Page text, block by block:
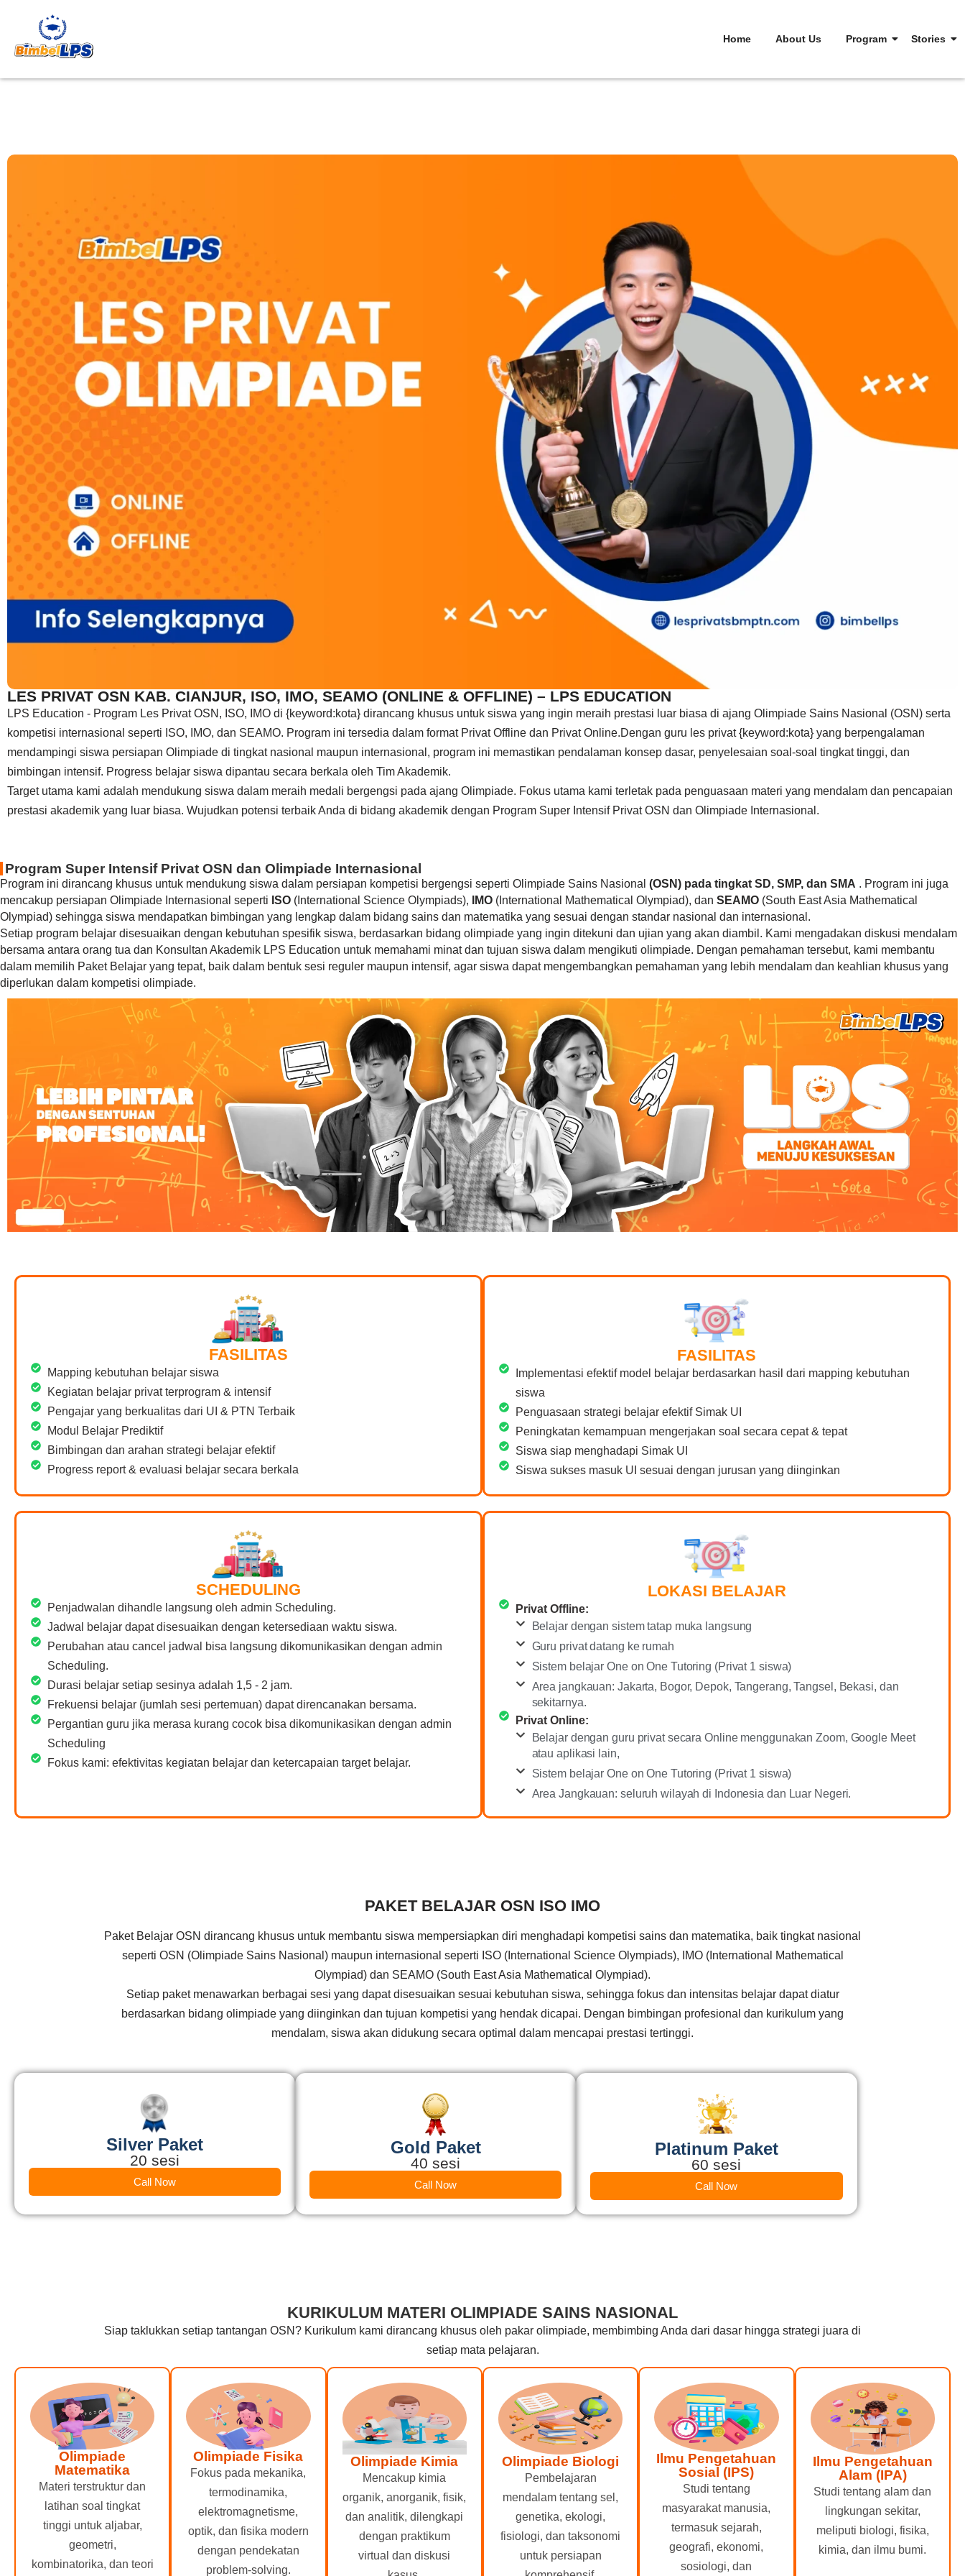
Home About Us Program Stories
LES PRIVAT OSN KAB. CIANJUR, ISO, IMO, SEAMO (ONLINE & OFFLINE) – LPS EDUCATION
LPS Education - Program Les Privat OSN, ISO, IMO di {keyword:kota} dirancang khusus untuk siswa yang ingin meraih prestasi luar biasa di ajang Olimpiade Sains Nasional (OSN) serta
kompetisi internasional seperti ISO, IMO, dan SEAMO. Program ini tersedia dalam format Privat Offline dan Privat Online.Dengan guru les privat {keyword:kota} yang berpengalaman
mendampingi siswa persiapan Olimpiade di tingkat nasional maupun internasional, program ini memastikan pendalaman konsep dasar, penyelesaian soal-soal tingkat tinggi, dan
bimbingan intensif. Progress belajar siswa dipantau secara berkala oleh Tim Akademik.
Target utama kami adalah mendukung siswa dalam meraih medali bergengsi pada ajang Olimpiade. Fokus utama kami terletak pada penguasaan materi yang mendalam dan pencapaian
prestasi akademik yang luar biasa. Wujudkan potensi terbaik Anda di bidang akademik dengan Program Super Intensif Privat OSN dan Olimpiade Internasional.
Program Super Intensif Privat OSN dan Olimpiade Internasional
Program ini dirancang khusus untuk mendukung siswa dalam persiapan kompetisi bergengsi seperti Olimpiade Sains Nasional (OSN) pada tingkat SD, SMP, dan SMA . Program ini juga
mencakup persiapan Olimpiade Internasional seperti ISO (International Science Olympiads), IMO (International Mathematical Olympiad), dan SEAMO (South East Asia Mathematical
Olympiad) sehingga siswa mendapatkan bimbingan yang lengkap dalam bidang sains dan matematika yang sesuai dengan standar nasional dan internasional.
Setiap program belajar disesuaikan dengan kebutuhan spesifik siswa, berdasarkan bidang olimpiade yang ingin ditekuni dan ujian yang akan diambil. Kami mengadakan diskusi mendalam
bersama antara orang tua dan Konsultan Akademik LPS Education untuk memahami minat dan tujuan siswa dalam mengikuti olimpiade. Dengan pemahaman tersebut, kami membantu
dalam memilih Paket Belajar yang tepat, baik dalam bentuk sesi reguler maupun intensif, agar siswa dapat mengembangkan pemahaman yang lebih mendalam dan keahlian khusus yang
diperlukan dalam kompetisi olimpiade.
FASILITAS
Mapping kebutuhan belajar siswa
Kegiatan belajar privat terprogram & intensif
Pengajar yang berkualitas dari UI & PTN Terbaik
Modul Belajar Prediktif
Bimbingan dan arahan strategi belajar efektif
Progress report & evaluasi belajar secara berkala
FASILITAS
Implementasi efektif model belajar berdasarkan hasil dari mapping kebutuhan
siswa
Penguasaan strategi belajar efektif Simak UI
Peningkatan kemampuan mengerjakan soal secara cepat & tepat
Siswa siap menghadapi Simak UI
Siswa sukses masuk UI sesuai dengan jurusan yang diinginkan
SCHEDULING
Penjadwalan dihandle langsung oleh admin Scheduling.
Jadwal belajar dapat disesuaikan dengan ketersediaan waktu siswa.
Perubahan atau cancel jadwal bisa langsung dikomunikasikan dengan admin
Scheduling.
Durasi belajar setiap sesinya adalah 1,5 - 2 jam.
Frekuensi belajar (jumlah sesi pertemuan) dapat direncanakan bersama.
Pergantian guru jika merasa kurang cocok bisa dikomunikasikan dengan admin
Scheduling
Fokus kami: efektivitas kegiatan belajar dan ketercapaian target belajar.
LOKASI BELAJAR
Privat Offline:
Belajar dengan sistem tatap muka langsung
Guru privat datang ke rumah
Sistem belajar One on One Tutoring (Privat 1 siswa)
Area jangkauan: Jakarta, Bogor, Depok, Tangerang, Tangsel, Bekasi, dan
sekitarnya.
Privat Online:
Belajar dengan guru privat secara Online menggunakan Zoom, Google Meet
atau aplikasi lain,
Sistem belajar One on One Tutoring (Privat 1 siswa)
Area Jangkauan: seluruh wilayah di Indonesia dan Luar Negeri.
PAKET BELAJAR OSN ISO IMO
Paket Belajar OSN dirancang khusus untuk membantu siswa mempersiapkan diri menghadapi kompetisi sains dan matematika, baik tingkat nasional
seperti OSN (Olimpiade Sains Nasional) maupun internasional seperti ISO (International Science Olympiads), IMO (International Mathematical
Olympiad) dan SEAMO (South East Asia Mathematical Olympiad).
Setiap paket menawarkan berbagai sesi yang dapat disesuaikan sesuai kebutuhan siswa, sehingga fokus dan intensitas belajar dapat diatur
berdasarkan bidang olimpiade yang diinginkan dan tujuan kompetisi yang hendak dicapai. Dengan bimbingan profesional dan kurikulum yang
mendalam, siswa akan didukung secara optimal dalam mencapai prestasi tertinggi.
Silver Paket
20 sesi
Call Now
Gold Paket
40 sesi
Call Now
Platinum Paket
60 sesi
Call Now
KURIKULUM MATERI OLIMPIADE SAINS NASIONAL
Siap taklukkan setiap tantangan OSN? Kurikulum kami dirancang khusus oleh pakar olimpiade, membimbing Anda dari dasar hingga strategi juara di
setiap mata pelajaran.
Olimpiade
Matematika
Materi terstruktur dan
latihan soal tingkat
tinggi untuk aljabar,
geometri,
kombinatorika, dan teori
Olimpiade Fisika
Fokus pada mekanika,
termodinamika,
elektromagnetisme,
optik, dan fisika modern
dengan pendekatan
problem-solving.
Olimpiade Kimia
Mencakup kimia
organik, anorganik, fisik,
dan analitik, dilengkapi
dengan praktikum
virtual dan diskusi
Olimpiade Biologi
Pembelajaran
mendalam tentang sel,
genetika, ekologi,
fisiologi, dan taksonomi
untuk persiapan
Ilmu Pengetahuan
Sosial (IPS)
Studi tentang
masyarakat manusia,
termasuk sejarah,
geografi, ekonomi,
sosiologi, dan
Ilmu Pengetahuan
Alam (IPA)
Studi tentang alam dan
lingkungan sekitar,
meliputi biologi, fisika,
kimia, dan ilmu bumi.